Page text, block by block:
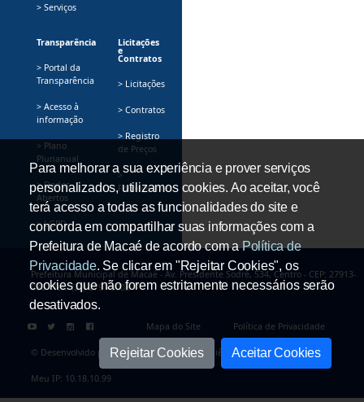
> Serviços
Transparência
> Portal da
Transparência
> Acesso à
informação
> Plano
Plurianual
> Dados
Abertos
> LGPD
Licitações
e
Contratos
> Licitações
> Contratos
> Registro
de Preços
>
Fornecedores
Prefeitura Municipal de Macaé - Av. Presidente Sodré, 534, Centro - CEP: 27913-
080 - Tel.: (22) 2791-9008
Mapa do Site Política de Privacidade
© Desenvolvido pela Secretaria Adjunta de Ciência e Tecnologia
Meu IP: 10.18.10.99
Para melhorar a sua experiência e prover serviços
personalizados, utilizamos cookies. Ao aceitar, você
terá acesso a todas as funcionalidades do site e
concorda em compartilhar suas informações com a
Prefeitura de Macaé de acordo com aPolítica de
Privacidade. Se clicar em "Rejeitar Cookies", os
cookies que não forem estritamente necessários serão
desativados.
Aceitar Cookies
Rejeitar Cookies